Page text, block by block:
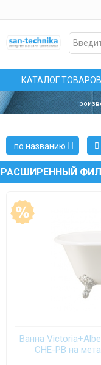
КАТАЛОГ ТОВАРОВ
РАСШИРЕННЫЙ
по названию
Ванна
CHE-PB на